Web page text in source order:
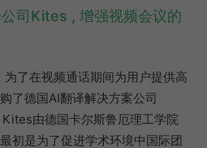
司Kites , 增强视频会议的
了在视频通话期间为用户提供高
了德国AI翻译解决方案公司
由德国卡尔斯鲁厄理工学院
初是为了促进学术环境中国际团